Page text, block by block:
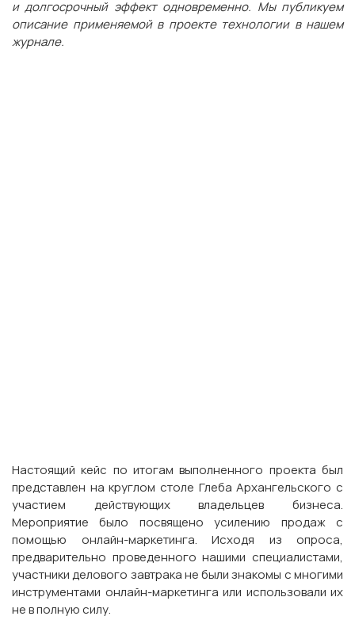
и долгосрочный эффект одновременно. Мы публикуем
описание применяемой в проекте технологии в нашем
журнале.
Настоящий кейс по итогам выполненного проекта был
представлен на круглом столе Глеба Архангельского с
участием действующих владельцев бизнеса.
Мероприятие было посвящено усилению продаж с
помощью онлайн-маркетинга. Исходя из опроса,
предварительно проведенного нашими специалистами,
участники делового завтрака не были знакомы с многими
инструментами онлайн-маркетинга или использовали их
не в полную силу.